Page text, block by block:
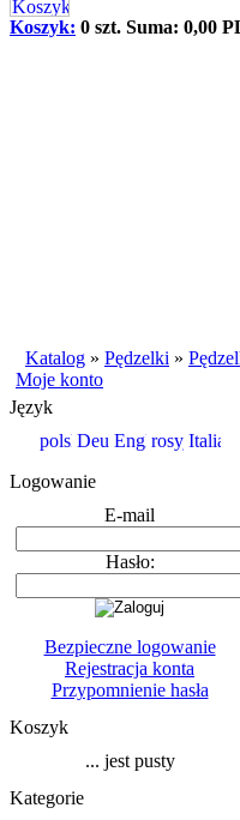
Koszyk: 0 szt. Suma: 0,00
Katalog » Pędzelki »
Moje konto
Język
Logowanie
E-mail
Hasło:
Bezpieczne logowanie
Rejestracja konta
Przypomnienie hasła
Koszyk
... jest pusty
Kategorie